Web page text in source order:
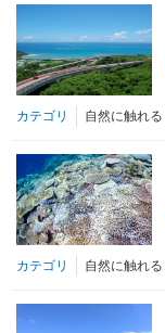
カテゴリ 自然に触れる
カテゴリ 自然に触れる